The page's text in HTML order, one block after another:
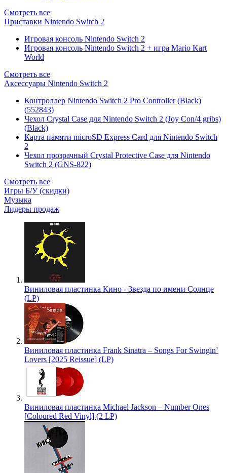
Смотреть все
Приставки Nintendo Switch 2
Игровая консоль Nintendo Switch 2
Игровая консоль Nintendo Switch 2 + игра Mario Kart
World
Смотреть все
Аксессуары Nintendo Switch 2
Контроллер Nintendo Switch 2 Pro Controller (Black)
(552843)
Чехол Сrystal Сase для Nintendo Switch 2 (Joy Con/4 gribs)
(Black)
Карта памяти microSD Express Card для Nintendo Switch
2
Чехол прозрачный Crystal Protective Case для Nintendo
Switch 2 (GNS-822)
Смотреть все
Игры Б/У (скидки)
Музыка
Лидеры продаж
Виниловая пластинка Кино - Звезда по имени Солнце
(LP)
Виниловая пластинка Frank Sinatra – Songs For Swingin`
Lovers [2025 Reissue] (LP)
Виниловая пластинка Michael Jackson – Number Ones
[Coloured Red Vinyl] (2 LP)